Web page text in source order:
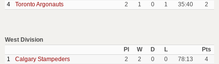
4
Toronto Argonauts 2 1 0 1 35:40 2
West Division
Pl
W D L
Pts
1
Calgary Stampeders 2 2 0 0 78:13
4